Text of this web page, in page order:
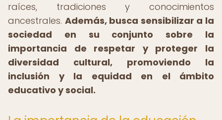
raíces, tradiciones y conocimientos
ancestrales. Además, busca sensibilizar a la
sociedad en su conjunto sobre la
importancia de respetar y proteger la
diversidad cultural, promoviendo la
inclusión y la equidad en el ámbito
educativo y social.